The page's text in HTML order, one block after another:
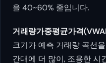
을 40~60% 줄입니다.
거래량가중평균가격
크기가 예측 거래량 곡선
간대에 더 많이, 조용한 시